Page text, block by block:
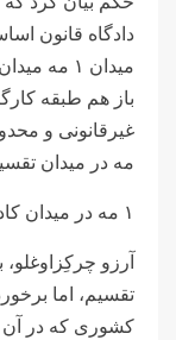
میدان ۱
باز هم طبقه
مه در میدان
۱ مه در میدان کادی‌کوی
آرزو
تقسیم، اما
کشوری که در آن